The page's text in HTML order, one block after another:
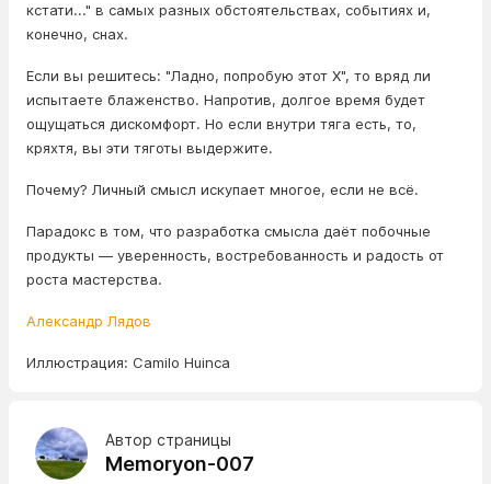
кстати..." в самых разных обстоятельствах, событиях и,
конечно, снах.
Если вы решитесь: "Ладно, попробую этот X", то вряд ли
испытаете блаженство. Напротив, долгое время будет
ощущаться дискомфорт. Но если внутри тяга есть, то,
кряхтя, вы эти тяготы выдержите.
Почему? Личный смысл искупает многое, если не всё.
Парадокс в том, что разработка смысла даёт побочные
продукты — уверенность, востребованность и радость от
роста мастерства.
Александр Лядов
Иллюстрация: Camilo Huinca
Автор страницы
Memoryon-007